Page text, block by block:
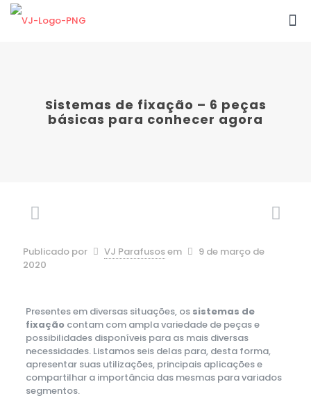
Sistemas de fixação – 6 peças
básicas para conhecer agora
Publicado por VJ Parafusosem
9 de março de
2020
Presentes em diversas situações, os sistemas de
fixaçãocontam com ampla variedade de peças e
possibilidades disponíveis para as mais diversas
necessidades. Listamos seis delas para, desta forma,
apresentar suas utilizações, principais aplicações e
compartilhar a importância das mesmas para variados
segmentos.